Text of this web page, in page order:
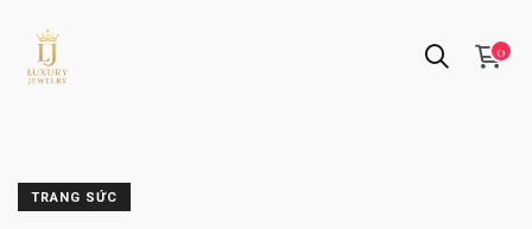
0
TRANG SỨC